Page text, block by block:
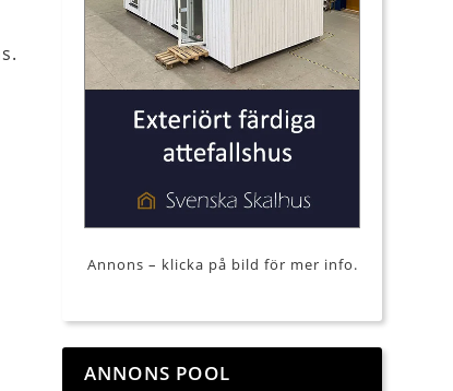
Annons – klicka på bild för mer info.
ANNONS POOL